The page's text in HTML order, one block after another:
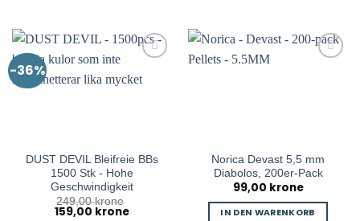
-36%
DUST DEVIL Bleifreie BBs
1500 Stk - Hohe
Geschwindigkeit
249,00krone
Ursprünglicher
159,00 kroneAktueller
Norica Devast 5,5 mm
Diabolos, 200er-Pack
99,00 krone
IN DEN WARENKORB